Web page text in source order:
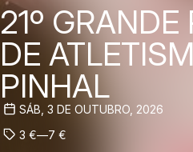
21º GRANDE
DE
PINHAL
SÁB, 3 DE OUTUBRO, 2026
3 €—7 €